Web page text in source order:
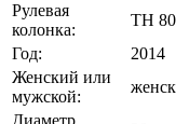
Рулевая
колонка:
TH
Год:
2014
Женский или
мужской:
Диаметр